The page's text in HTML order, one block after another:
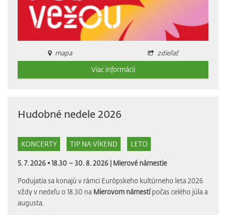
mapa
zdieľať
Viac informácii
Hudobné nedele 2026
KONCERTY TIP NA VÍKEND LETO
5. 7. 2026 • 18.30 – 30. 8. 2026 | Mierové námestie
Podujatia sa konajú v rámci Európskeho kultúrneho leta 2026
vždy v nedeľu o 18.30 na Mierovom námestípočas celého júla a
augusta.